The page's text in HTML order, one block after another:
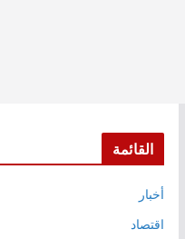
القائمة
أخبار
اقتصاد